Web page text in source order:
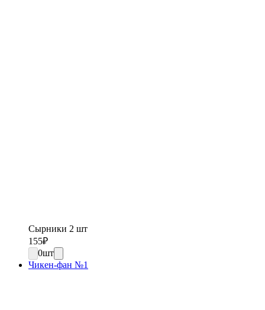
Сырники 2 шт
155₽
0шт
Чикен-фан №1